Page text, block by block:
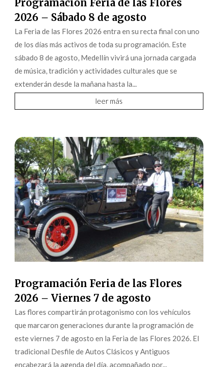
Programación Feria de las Flores
2026 – Sábado 8 de agosto
La Feria de las Flores 2026 entra en su recta final con uno
de los días más activos de toda su programación. Este
sábado 8 de agosto, Medellín vivirá una jornada cargada
de música, tradición y actividades culturales que se
extenderán desde la mañana hasta la...
leer más
Programación Feria de las Flores
2026 – Viernes 7 de agosto
Las flores compartirán protagonismo con los vehículos
que marcaron generaciones durante la programación de
este viernes 7 de agosto en la Feria de las Flores 2026. El
tradicional Desfile de Autos Clásicos y Antiguos
encabezará la agenda del día, acompañado por...